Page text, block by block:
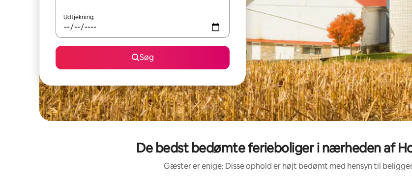
Udtjekning
Søg
De bedst bedømte ferieboliger i nærheden af
Gæster er enige: Disse ophold er højt bedømt med hensyn til